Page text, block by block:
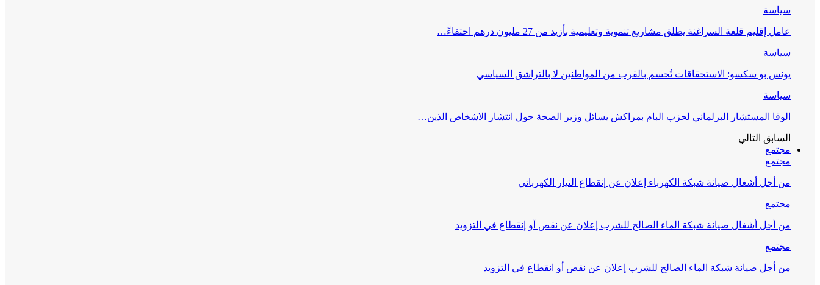
سياسة
عامل إقليم قلعة السراغنة يطلق مشاريع تنموية وتعليمية بأزيد من 27 مليون درهم احتفاءً…
سياسة
يونس بو سكسو: الاستحقاقات تُحسم بالقرب من المواطنين لا بالتراشق السياسي
سياسة
الوفا المستشار البرلماني لحزب البام بمراكش يسائل وزير الصحة حول انتشار الاشخاص الذين…
السابق التالي
مجتمع
مجتمع
من أجل أشغال صيانة شبكة الكهرباء إعلان عن إنقطاع التيار الكهربائي
مجتمع
من أجل أشغال صيانة شبكة الماء الصالح للشرب إعلان عن نقص أو إنقطاع في التزويد
مجتمع
من أجل صيانة شبكة الماء الصالح للشرب إعلان عن نقص أو انقطاع في التزويد